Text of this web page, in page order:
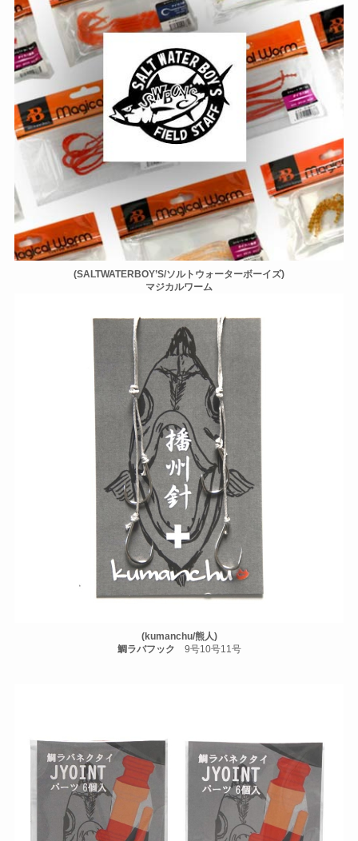
(SALTWATERBOY’S/ソルトウォーターボーイズ)
マジカルワーム
(kumanchu/熊人)
鯛ラバフック 9号10号11号